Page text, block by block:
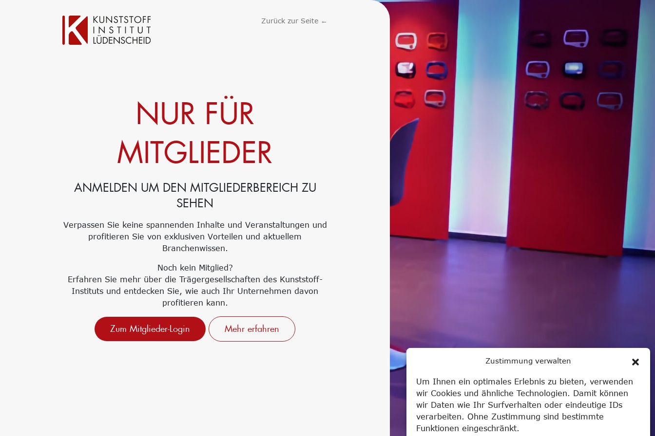
Zustimmung verwalten
Um Ihnen ein optimales Erlebnis zu bieten, verwenden
wir Cookies und ähnliche Technologien. Damit können
wir Daten wie Ihr Surfverhalten oder eindeutige IDs
verarbeiten. Ohne Zustimmung sind bestimmte
Funktionen eingeschränkt.
Zurück zur Seite ←
NUR FÜR
MITGLIEDER
ANMELDEN UM DEN MITGLIEDERBEREICH ZU
SEHEN
Verpassen Sie keine spannenden Inhalte und Veranstaltungen und
profitieren Sie von exklusiven Vorteilen und aktuellem
Branchenwissen.
Noch kein Mitglied?
Erfahren Sie mehr über die Trägergesellschaften des Kunststoff-
Instituts und entdecken Sie, wie auch Ihr Unternehmen davon
profitieren kann.
Zum Mitglieder-Login Mehr erfahren